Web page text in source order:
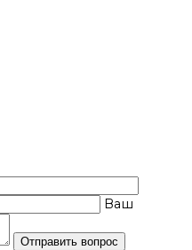
Ваш
Отправить вопрос